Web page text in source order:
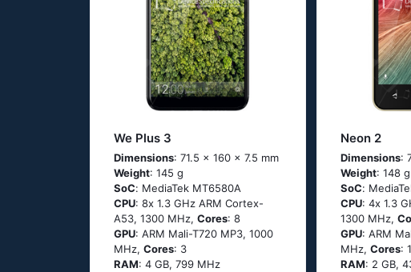
We Plus 3
Dimensions: 71.5 x 160 x 7.5 mm
Weight: 145 g
SoC: МеdiаТеk МТ6580А
CPU: 8х 1.3 GНz АRМ Соrtех-
А53, 1300 MHz, Cores: 8
GPU: ARM Mali-T720 MP3, 1000
MHz, Cores: 3
RAM: 4 GB, 799 MHz
Neon 2
Dimensions:
Weight: 148 g
SoC:
CPU: 4х 1.3
1300 MHz,
GPU: ARM
MHz,Cores: 1
RAM: 2 GB,